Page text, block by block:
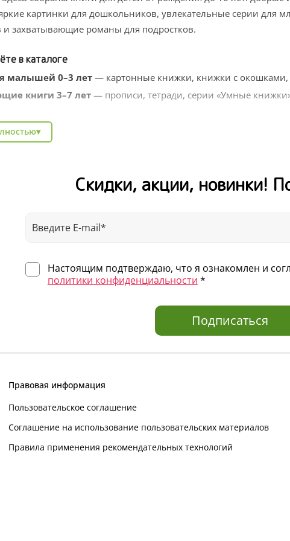
картинки для дошкольников, увлекательные серии для
захватывающие романы для подростков.
в каталоге
малышей 0–3 лет— картонные книжки, книжки с окошками,
книги 3–7 лет— прописи, тетради, серии «Умные
серии
энциклопедии
по всей России.
▾
Скидки, акции, новинки!
Настоящим подтверждаю, что я ознакомлен и
политики конфиденциальности *
Подписаться
Правовая информация
Пользовательское соглашение
Соглашение на использование пользовательских материалов
Правила применения рекомендательных технологий